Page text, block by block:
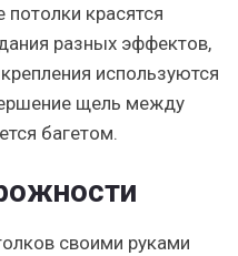
потолки красятся
разных эффектов,
используются
щель между
багетом.